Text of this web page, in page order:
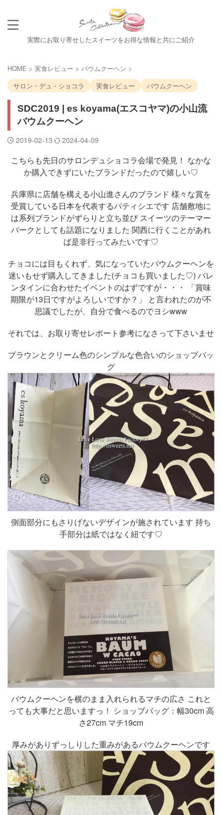
実際にお取り寄せしたスイーツをお得な情報と共にご紹介
HOME > 実食レビュー > バウムクーヘン >
サロン・デュ・ショコラ
実食レビュー バウムクーヘン
SDC2019 | es koyama(エスコヤマ)の小山流
バウムクーヘン
2019-02-13 2024-04-09
こちらも先日のサロンデュショコラ会場で発見！ なかな
か購入できずにいたブランドだったので嬉しい♡
兵庫県に店舗を構える小山進さんのブランド 様々な賞を
受賞している日本を代表するパティシエです 店舗敷地に
は系列ブランドがずらりと立ち並び スイーツのテーマー
パークとしても話題になりました 関西に行くことがあれ
ば是非行ってみたいです♡
チョコには目もくれず、気になっていたバウムクーヘンを
迷いもせず購入してきました(チョコも買いました♡) バレ
ンタインに合わせたイベントのはずですが・・・ 「賞味
期限が13日ですがよろしいですか？」 と言われたのが不
思議でしたが、自分で食べるのでヨシwww
それでは、お取り寄せレポート参考になさって下さいませ
ブラウンとクリーム色のシンプルな色合いのショップバッ
グ
側面部分にもさりげないデザインが施されています 持ち
手部分は紙ではなく紐です♡
バウムクーヘンを横のまま入れられるマチの広さ これと
っても大事だと思いますっ！ ショップバッグ：幅30cm 高
さ27cm マチ19cm
厚みがありずっしりした重みがあるバウムクーヘンです